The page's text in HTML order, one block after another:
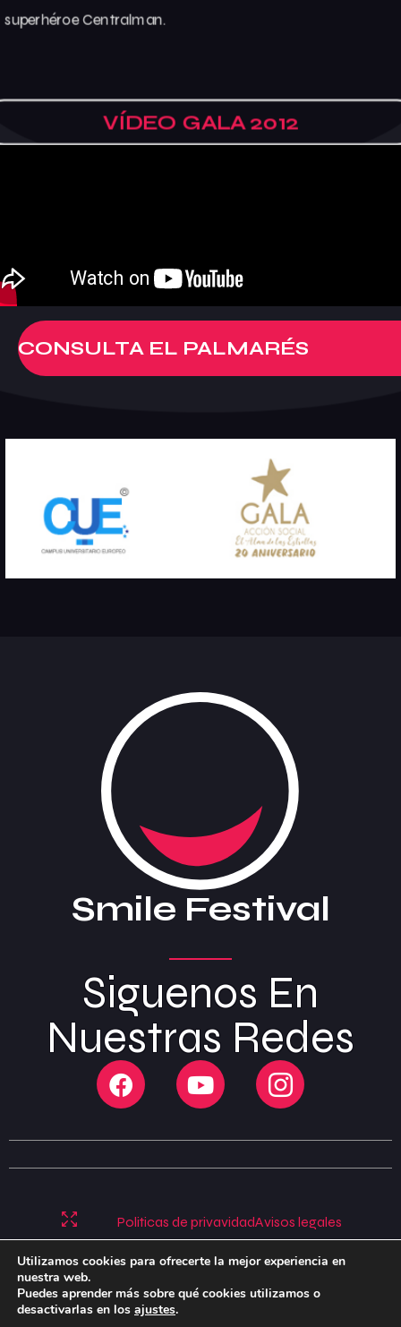
superhéroe Centralman.
VÍDEO GALA 2012
CONSULTA EL PALMARÉS
Smile Festival
Siguenos En
Nuestras Redes
Politicas de privavidadAvisos legales
Utilizamos cookies para ofrecerte la mejor experiencia en
nuestra web.
Puedes aprender más sobre qué cookies utilizamos o
desactivarlas en los ajustes.